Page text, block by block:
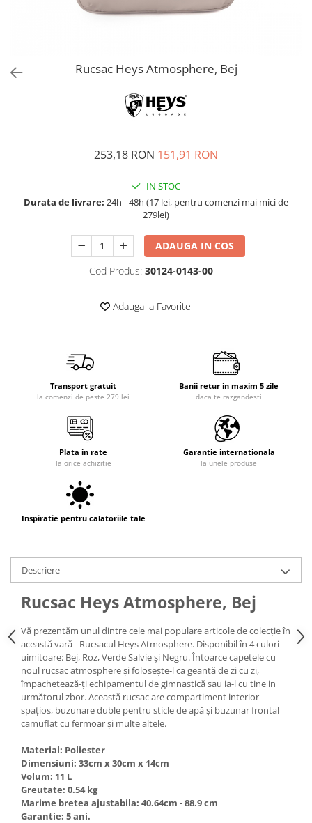
Borsete
Rucsac Heys Atmosphere, Bej
253,18 RON 151,91 RON
IN STOC
Durata de livrare: 24h - 48h (17 lei, pentru comenzi mai mici de
279lei)
ADAUGA IN COS
Cod Produs: 30124-0143-00
Adauga la Favorite
Transport gratuit
la comenzi de peste 279 lei
Banii retur in maxim 5 zile
daca te razgandesti
Plata in rate
la orice achizitie
Garantie internationala
la unele produse
Inspiratie pentru calatoriile tale
Descriere
Rucsac Heys Atmosphere, Bej
Vă prezentăm unul dintre cele mai populare articole de colecție în
această vară - Rucsacul Heys Atmosphere. Disponibil în 4 culori
uimitoare: Bej, Roz, Verde Salvie și Negru. Întoarce capetele cu
noul rucsac atmosphere și folosește-l ca geantă de zi cu zi,
împachetează-ți echipamentul de gimnastică sau ia-l cu tine in
următorul zbor. Această rucsac are compartiment interior
spațios, buzunare duble pentru sticle de apă și buzunar frontal
camuflat cu fermoar și multe altele.
Material: Poliester
Dimensiuni: 33cm x 30cm x 14cm
Volum: 11 L
Greutate: 0.54 kg
Marime bretea ajustabila: 40.64cm - 88.9 cm
Garantie: 5 ani.